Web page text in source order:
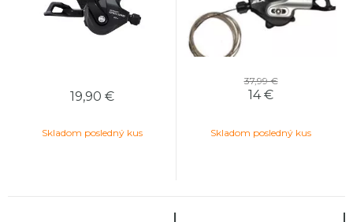
19,90 €
Skladom posledný kus
37,99 €
14 €
Skladom posledný kus